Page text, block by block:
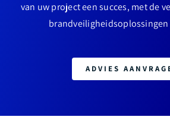
van uw project een succes, met de
brandveiligheidsoplossingen
ADVIES